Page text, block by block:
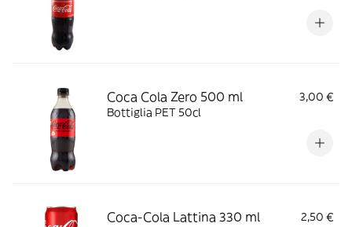
Coca Cola Zero 500 ml
3,00 €
Bottiglia PET 50cl
Coca-Cola Lattina 330 ml 2,50 €